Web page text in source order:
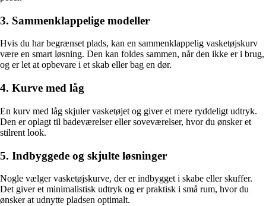
3. Sammenklappelige modeller
Hvis du har begrænset plads, kan en sammenklappelig vasketøjskurv
være en smart løsning. Den kan foldes sammen, når den ikke er i brug,
og er let at opbevare i et skab eller bag en dør.
4. Kurve med låg
En kurv med låg skjuler vasketøjet og giver et mere ryddeligt udtryk.
Den er oplagt til badeværelser eller soveværelser, hvor du ønsker et
stilrent look.
5. Indbyggede og skjulte løsninger
Nogle vælger vasketøjskurve, der er indbygget i skabe eller skuffer.
Det giver et minimalistisk udtryk og er praktisk i små rum, hvor du
ønsker at udnytte pladsen optimalt.